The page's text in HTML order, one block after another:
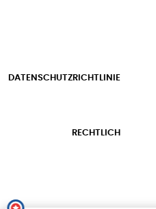
DATENSCHUTZRICHTLINIE
RECHTLICH